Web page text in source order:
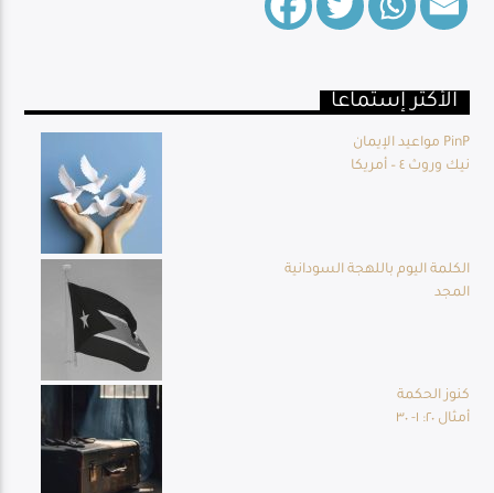
الأكثر إستماعا
مواعيد الإيمان PinP
نيك وروث ٤ – أمريكا
الكلمة اليوم باللهجة السودانية
المجد
كنوز الحكمة
أمثال ٢٠: ١- ٣٠